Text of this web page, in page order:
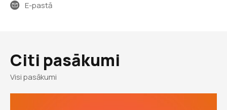
E-pastā
Citi pasākumi
Visi pasākumi